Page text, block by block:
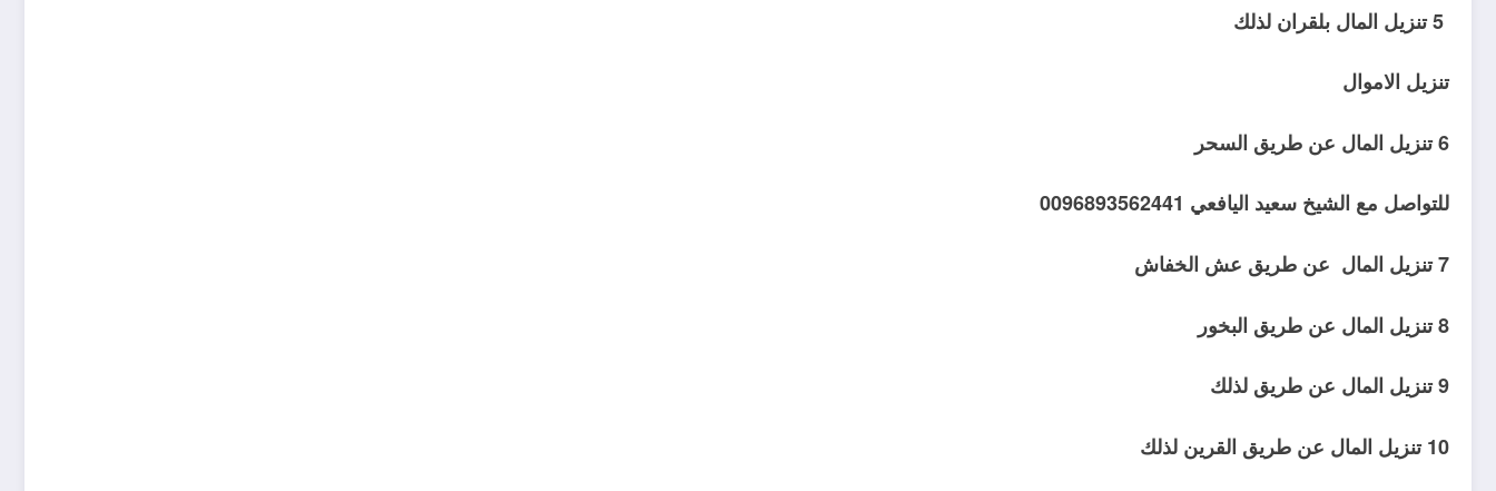
تنزيل الاموال
6 تنزيل المال عن طريق السحر
للتواصل مع الشيخ سعيد اليافعي 0096893562441
7 تنزيل المال عن طريق عش الخفاش
8 تنزيل المال عن طريق البخور
9 تنزيل المال عن طريق لذلك
10 تنزيل المال عن طريق القرين لذلك